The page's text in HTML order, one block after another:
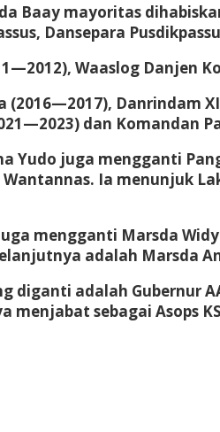
Baay mayoritas
Dansepara
Waaslog Danjen
(2016—2017), Danrindam
dan Komandan
Yudo juga mengganti
Ia menunjuk
mengganti Marsda
adalah Marsda
diganti adalah Gubernur
menjabat sebagai Asops